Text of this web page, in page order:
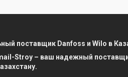
поставщик Danfoss и Wilo в
Stroy – ваш надежный